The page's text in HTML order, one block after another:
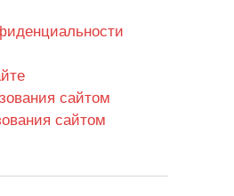
сайтом
сайтом